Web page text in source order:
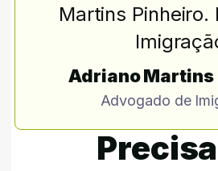
Adriano Martins
Advogado de